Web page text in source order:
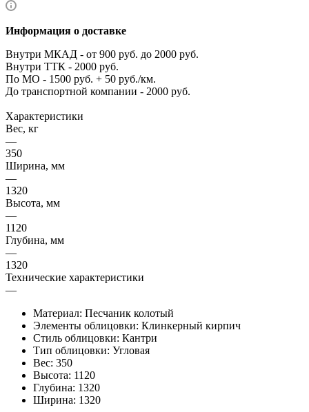
Информация о доставке
Внутри МКАД - от 900 руб. до 2000 руб.
Внутри ТТК - 2000 руб.
По МО - 1500 руб. + 50 руб./км.
До транспортной компании - 2000 руб.
Характеристики
Вес, кг
—
350
Ширина, мм
—
1320
Высота, мм
—
1120
Глубина, мм
—
1320
Технические характеристики
—
Материал: Песчаник колотый
Элементы облицовки: Клинкерный кирпич
Стиль облицовки: Кантри
Тип облицовки: Угловая
Вес: 350
Высота: 1120
Глубина: 1320
Ширина: 1320